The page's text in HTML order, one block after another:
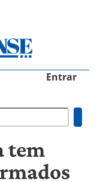
Entrar
tem